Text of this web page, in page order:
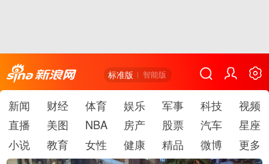
标准版 智能版
新闻 财经 体育 娱乐 军事 科技
视频
直播
美图 NBA 房产 股票 汽车
星座
小说
教育 女性 健康 精品 微博 更多